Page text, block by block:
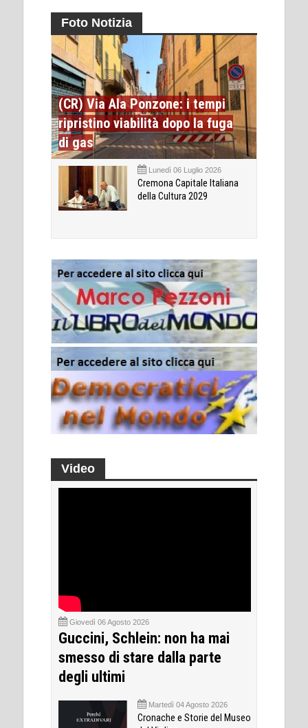
Foto Notizia
(CR) Via Ala Ponzone: i tempi
ripristino viabilità dopo la fuga
di gas
Lunedì 06 Luglio 2026
Cremona Capitale Italiana
della Cultura 2029
Video
Giovedì 06 Agosto 2026
Guccini, Schlein: non ha mai
smesso di stare dalla parte
degli ultimi
Martedì 04 Agosto 2026
Cronache e Storie del Museo